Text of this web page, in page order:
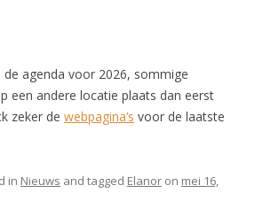
de agenda voor 2026, sommige
een andere locatie plaats dan eerst
zeker de webpagina’s voor de laatste
in Nieuws and tagged Elanor on mei 16,